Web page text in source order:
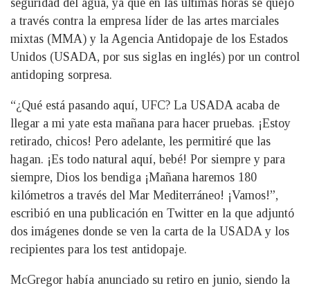
seguridad del agua, ya que en las últimas horas se quejó
a través contra la empresa líder de las artes marciales
mixtas (MMA) y la Agencia Antidopaje de los Estados
Unidos (USADA, por sus siglas en inglés) por un control
antidoping sorpresa.
“¿Qué está pasando aquí, UFC? La USADA acaba de
llegar a mi yate esta mañana para hacer pruebas. ¡Estoy
retirado, chicos! Pero adelante, les permitiré que las
hagan. ¡Es todo natural aquí, bebé! Por siempre y para
siempre, Dios los bendiga ¡Mañana haremos 180
kilómetros a través del Mar Mediterráneo! ¡Vamos!”,
escribió en una publicación en Twitter en la que adjuntó
dos imágenes donde se ven la carta de la USADA y los
recipientes para los test antidopaje.
McGregor había anunciado su retiro en junio, siendo la